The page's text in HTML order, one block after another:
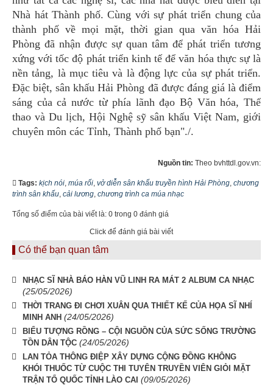
Nhà hát Thành phố. Cùng với sự phát triển chung của
thành phố về mọi mặt, thời gian qua văn hóa Hải
Phòng đã nhận được sự quan tâm để phát triển tương
xứng với tốc độ phát triển kinh tế để văn hóa thực sự là
nền tảng, là mục tiêu và là động lực của sự phát triển.
Đặc biệt, sân khấu Hải Phòng đã được đáng giá là điểm
sáng của cả nước từ phía lãnh đạo Bộ Văn hóa, Thể
thao và Du lịch, Hội Nghệ sỹ sân khấu Việt Nam, giới
chuyên môn các Tỉnh, Thành phố bạn"./.
Nguồn tin: Theo bvhttdl.gov.vn:
Tags: kịch nói, múa rối, vở diễn sân khấu truyền hình Hải Phòng, chương
trình sân khấu, cải lương, chương trình ca múa nhạc
Tổng số điểm của bài viết là: 0 trong 0 đánh giá
Click để đánh giá bài viết
Có thể bạn quan tâm
NHẠC SĨ NHÀ BÁO HÀN VŨ LINH RA MÁT 2 ALBUM CA NHẠC
(25/05/2026)
THỜI TRANG ĐI CHƠI XUÂN QUA THIẾT KẾ CỦA HỌA SĨ NHÍ
MINH ANH (24/05/2026)
BIỂU TƯỢNG RỒNG – CỘI NGUỒN CỦA SỨC SỐNG TRƯỜNG
TỒN DÂN TỘC (24/05/2026)
LAN TỎA THÔNG ĐIỆP XÂY DỰNG CỘNG ĐỒNG KHÔNG
KHÓI THUỐC TỪ CUỘC THI TUYÊN TRUYỀN VIÊN GIỎI MẶT
TRẬN TỔ QUỐC TỈNH LÀO CAI (09/05/2026)